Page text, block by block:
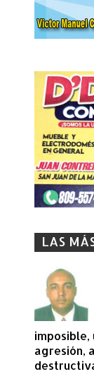
LAS
agresión,